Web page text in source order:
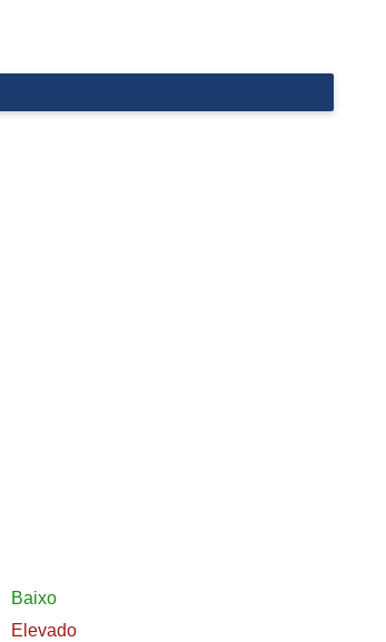
Baixo
Elevado